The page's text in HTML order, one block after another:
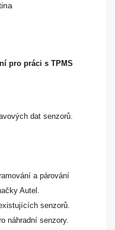
pro práci s TPMS
dat senzorů.
a párování
Autel.
senzorů.
náhradní senzory.